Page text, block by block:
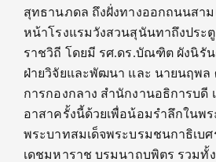
สุทธานภดล ถึงฝั่งทางออกถนนสา
หน้าโรงแรมวังสวนสุนันทาถึงประ
ราชวิถี โดยมี รศ.ดร.บัณฑิต ผังนิรั
ฝ่ายวิจัยและพัฒนา และ นายนฤพล
การกองกลาง สำนักงานอธิการบดี
อาสาครั้งนี้ด้วยเพื่อน้อมรำลึกใน
พระบาทสมเด็จพระบรมชนกาธิเบ
เดชมหาราช บรมนาถบพิตร รวมทั้ง